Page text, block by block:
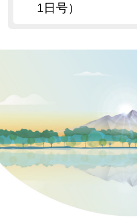
1日号）